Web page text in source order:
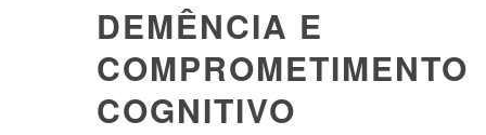
DEMÊNCIA E
COMPROMETIMENTO
COGNITIVO